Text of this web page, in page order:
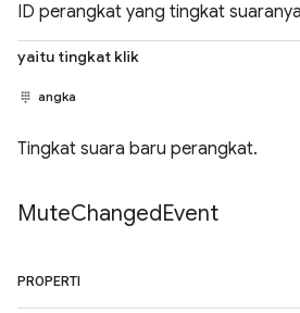
ID perangkat yang tingkat
yaitu tingkat klik
angka
Tingkat suara baru perangkat.
MuteChangedEvent
PROPERTI